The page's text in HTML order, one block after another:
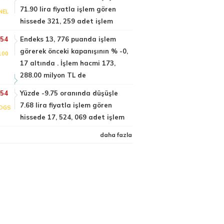
71.90 lira fiyatla işlem gören
hissede 321, 259 adet işlem
Endeks 13, 776 puanda işlem
görerek önceki kapanışının % -0,
17 altında . İşlem hacmi 173,
288.00 milyon TL de
Yüzde -9.75 oranında düşüşle
7.68 lira fiyatla işlem gören
hissede 17, 524, 069 adet işlem
daha fazla